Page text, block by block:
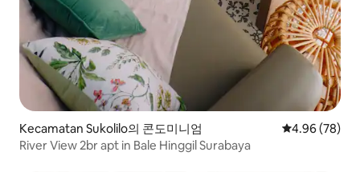
Kecamatan Sukolilo의 콘도미니엄 평점 4.96점(5
4.96 (78)
River View 2br apt in Bale Hinggil Surabaya